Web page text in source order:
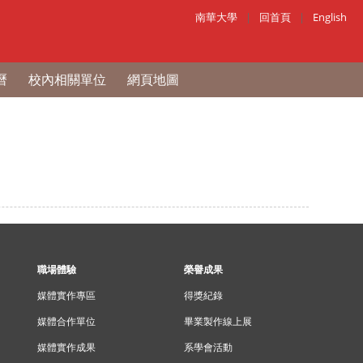
校內相關單位 網頁地圖
南華大學 | 回首頁 | English
職場體驗
媒體實作專區
媒體合作單位
媒體實作成果
榮譽成果
得獎紀錄
畢業製作線上展
系學會活動